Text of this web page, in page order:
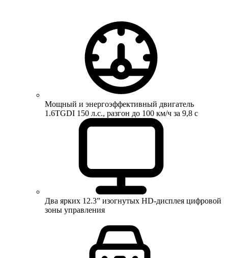
Мощный и энергоэффективный двигатель
1.6TGDI 150 л.с., разгон до 100 км/ч за 9,8 с
Два ярких 12.3” изогнутых HD-дисплея цифровой
зоны управления